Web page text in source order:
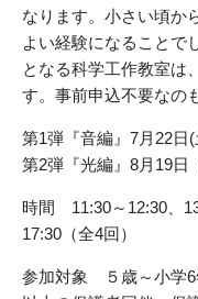
なります。小さい頃か
よい経験になることで
となる科学工作教室は
す。事前申込不要なの
第1弾『音編』7月22日
第2弾『光編』8月19日
時間 11:30～12:30、
17:30（全4回）
参加対象 ５歳～小学6